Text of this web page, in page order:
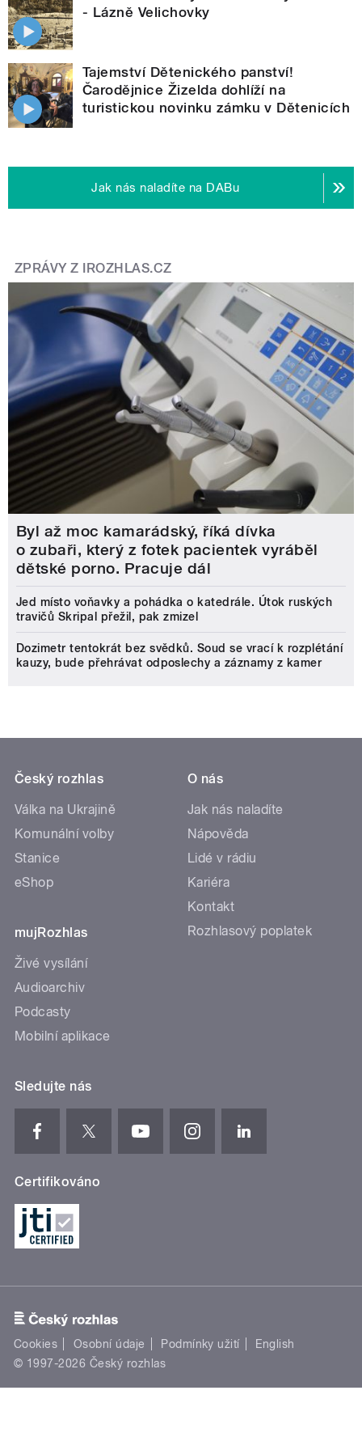
- Lázně Velichovky
Tajemství Dětenického panství!
Čarodějnice Žizelda dohlíží na
turistickou novinku zámku v Dětenicích
Jak nás naladíte na DABu
ZPRÁVY Z IROZHLAS.CZ
Byl až moc kamarádský, říká dívka
o zubaři, který z fotek pacientek vyráběl
dětské porno. Pracuje dál
Jed místo voňavky a pohádka o katedrále. Útok ruských
travičů Skripal přežil, pak zmizel
Dozimetr tentokrát bez svědků. Soud se vrací k rozplétání
kauzy, bude přehrávat odposlechy a záznamy z kamer
Český rozhlas
Válka na Ukrajině
Komunální volby
Stanice
eShop
mujRozhlas
Živé vysílání
Audioarchiv
Podcasty
Mobilní aplikace
O nás
Jak nás naladíte
Nápověda
Lidé v rádiu
Kariéra
Kontakt
Rozhlasový poplatek
Sledujte nás
Certifikováno
Cookies Osobní údaje Podmínky užití
English
© 1997-2026 Český rozhlas